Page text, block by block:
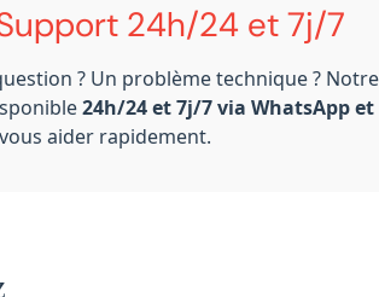
24h/24 et 7j/7
? Un problème technique ?
24h/24 et 7j/7 via WhatsApp et
aider rapidement.